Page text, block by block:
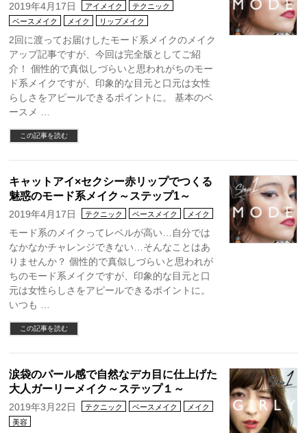
2019年4月17日 アイメイク
テクニック
ベースメイク
メイク リップメイク
2回に渡ってお届けしたモード系メイクのメイク
アップ記事ですが、今回は完全版としてご紹
介！ 個性的で真似しづらいと思われがちのモー
ド系メイクですが、印象的な目元と口元は女性
らしさをアピールできるポイントに。 基本のベ
ースメ …
この記事を読む
キャットアイ×セクシー赤リップでつくる
魅惑のモード系メイク～ステップ1～
2019年4月17日 テクニック ベースメイク メイク
モード系のメイクってレベルが高い…自分では
なかなかチャレンジできない…そんなことはあ
りませんか？ 個性的で真似しづらいと思われが
ちのモード系メイクですが、印象的な目元と口
元は女性らしさをアピールできるポイントに。
いつも …
この記事を読む
涙袋のパール感で自然なデカ目に仕上げた
大人ガーリーメイク～ステップ１～
2019年3月22日 テクニック ベースメイク
メイク
美容